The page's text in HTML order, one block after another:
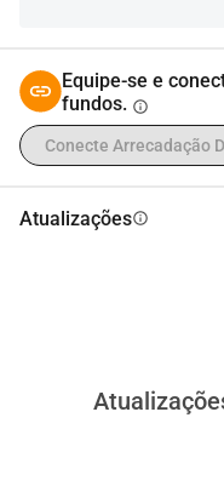
Equipe-se e
fundos. info
Conecte Arrecadação
Atualizaçõesinfo